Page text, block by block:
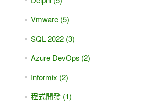
Vmware (5)
SQL 2022 (3)
Azure DevOps (2)
Informix (2)
程式開發 (1)